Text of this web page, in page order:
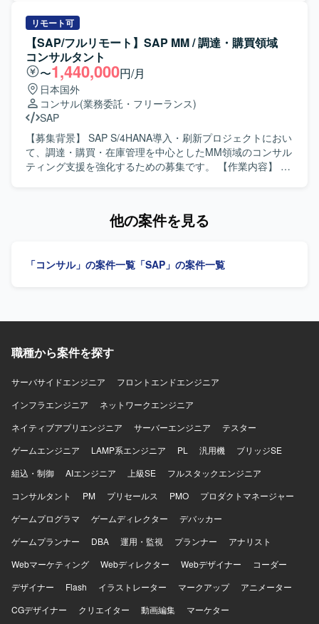
したシステム群、グローバルDWH基盤（SAP-BDC、
Snowflake、Databricks 等）、レポート基盤（Power BI、
Tableau 等）、グローバルMDM基盤（Infomatica、SAP-
MDG、Stibo、IBM、Reltio 等）を前提としたアーキテクチ
ャ環境です。
心とした製造業向け業務システム環境となります。
（S&OP）の立案から実行までの最適化支援を行っていただ
きます。 組立/プロセス製造業におけるサプライチェーン計
画（PSI）の業務分析を実施し、監視・計画要件の定義など
の上流工程を担当していただきます。 クライアントの現場
担当者やステークホルダーとの要件調整を行い、リレーシ
ョンを構築していただきます。 単独でのプロジェクト推
進、または3〜4名規模のチームを主導していただきます。
【求める人物像】 高度な専門性と主体性を持ってプロジェ
クトを強力に牽引していただける方を求めています。 現場
のメンバーやお客様を巻き込んで、裁量を持って主体的に
動ける方を求めています。 【ポジションの魅力】 製造業向
イアントの業務変革や意思決定高度化に直接貢献していた
ります。
リモート可
【SAP/フルリモート】SAP MM / 調達・購買領域
コンサルタント
〜1,440,000円/月
日本国外
コンサル(業務委託・フリーランス)
SAP
【募集背景】 SAP S/4HANA導入・刷新プロジェクトにおい
て、調達・購買・在庫管理を中心としたMM領域のコンサル
ティング支援を強化するための募集です。 【作業内容】 調
います。テストおよび移行支援にも携わっていただきま
スに主体的に取り組んでいただける方を求めています。日
なプロジェクトに参画し、調達・購買領域における専門性
だけます。MMリードとしてのキャリア形成や他モジュール
S/4HANAまたはECC環境上でのMM領域を中心としたシス
発生する可能性があります。
他の案件を見る
「コンサル」の案件一覧 「SAP」の案件一覧
職種から案件を探す
サーバサイドエンジニア
フロントエンドエンジニア
インフラエンジニア
ネットワークエンジニア
ネイティブアプリエンジニア
サーバーエンジニア
テスター
ゲームエンジニア
LAMP系エンジニア PL 汎用機
ブリッジSE
組込・制御
AIエンジニア 上級SE
フルスタックエンジニア
コンサルタント
PM プリセールス PMO
プロダクトマネージャー
ゲームプログラマ
ゲームディレクター
デバッカー
ゲームプランナー
DBA 運用・監視 プランナー
アナリスト
Webマーケティング
Webディレクター Webデザイナー
コーダー
デザイナー
Flash イラストレーター マークアップ
アニメーター
CGデザイナー
クリエイター 動画編集
マーケター